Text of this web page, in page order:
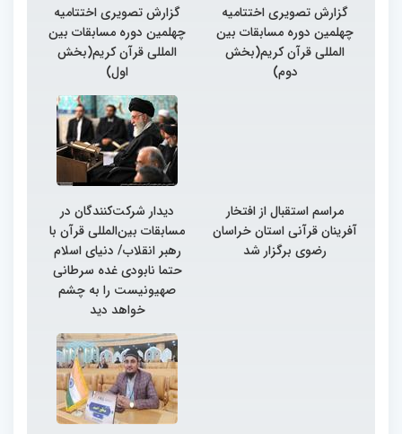
گزارش تصویری اختتامیه
چهلمین دوره مسابقات بین
المللی قرآن کریم(بخش
دوم)
گزارش تصویری اختتامیه
چهلمین دوره مسابقات بین
المللی قرآن کریم(بخش
اول)
مراسم استقبال از افتخار
آفرینان قرآنی استان خراسان
رضوی برگزار شد
دیدار شرکت‌کنندگان در
مسابقات بین‌المللی قرآن با
رهبر انقلاب/ دنیای اسلام
حتما نابودی غده سرطانی
صهیونیست را به چشم
خواهد دید